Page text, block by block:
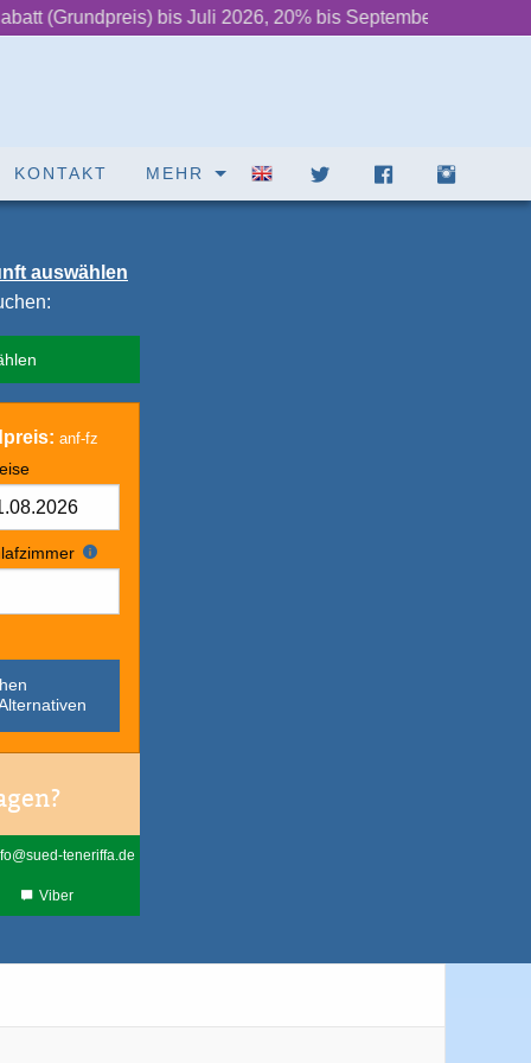
bis Juli 2026, 20% bis September ‌ ‌ ‌ ‌ ‌ ‌ ++ ‌ ‌ ‌ ‌ ‌ ‌
KONTAKT MEHR ENGLISH
auswählen
anf-fz
teneriffa.de
Viber